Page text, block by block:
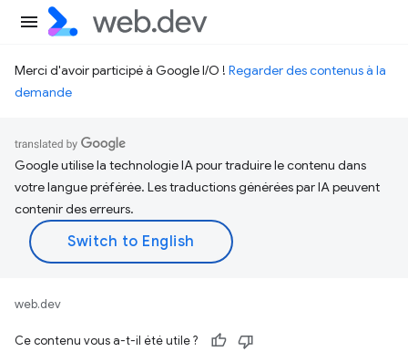
Merci d'avoir participé à Google I/O ! Regarder des contenus à la
demande
Google utilise la technologie IA pour traduire le contenu dans
votre langue préférée. Les traductions générées par IA peuvent
contenir des erreurs.
web.dev
Ce contenu vous a-t-il été utile ?